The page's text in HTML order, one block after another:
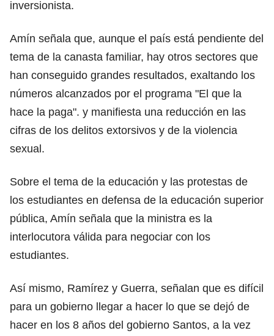
inversionista.
Amín señala que, aunque el país está pendiente del
tema de la canasta familiar, hay otros sectores que
han conseguido grandes resultados, exaltando los
números alcanzados por el programa "El que la
hace la paga". y manifiesta una reducción en las
cifras de los delitos extorsivos y de la violencia
sexual.
Sobre el tema de la educación y las protestas de
los estudiantes en defensa de la educación superior
pública, Amín señala que la ministra es la
interlocutora válida para negociar con los
estudiantes.
Así mismo, Ramírez y Guerra, señalan que es difícil
para un gobierno llegar a hacer lo que se dejó de
hacer en los 8 años del gobierno Santos, a la vez